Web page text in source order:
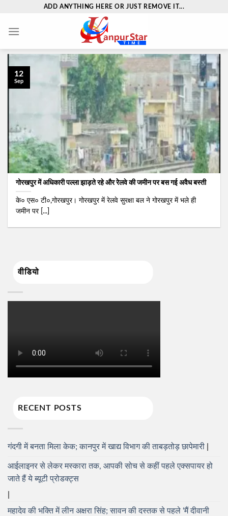
content
ADD ANYTHING HERE OR JUST REMOVE IT...
गोरखपुर में अधिकारी पल्‍ला झाड़ते रहे और रेेलवे की जमीन पर बस गई अवैध बस्ती
के० एस० टी०,गोरखपुर। गोरखपुर में रेलवे सुरक्षा बल ने गोरखपुर में भले ही
जमीन पर [...]
12
Sep
वीडियो
RECENT POSTS
गंदगी में बनता मिला केक; कानपुर में खाद्य विभाग की ताबड़तोड़ छापेमारी
आईलाइनर से लेकर मस्कारा तक, आपकी सोच से कहीं पहले एक्सपायर हो
जाते हैं ये ब्यूटी प्रोडक्ट्स
महादेव की भक्ति में लीन अक्षरा सिंह; सावन की दस्तक से पहले ‘मैं दीवानी